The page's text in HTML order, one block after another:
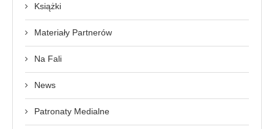
Książki
Materiały Partnerów
Na Fali
News
Patronaty Medialne